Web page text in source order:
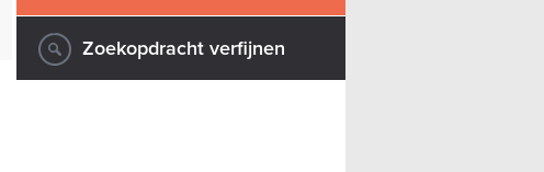
Zoekopdracht verfijnen